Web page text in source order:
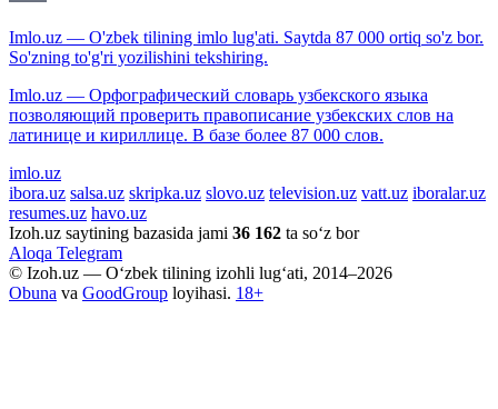
Imlo.uz — O'zbek tilining imlo lug'ati. Saytda 87 000 ortiq so'z bor.
So'zning to'g'ri yozilishini tekshiring.
Imlo.uz — Орфографический словарь узбекского языка
позволяющий проверить правописание узбекских слов на
латинице и кириллице. В базе более 87 000 слов.
imlo.uz
ibora.uz salsa.uz skripka.uz slovo.uz television.uz vatt.uz iboralar.uz
resumes.uz havo.uz
Izoh.uz saytining bazasida jami 36 162 ta so‘z bor
Aloqa Telegram
© Izoh.uz — O‘zbek tilining izohli lug‘ati, 2014–2026
Obuna va GoodGroup loyihasi. 18+